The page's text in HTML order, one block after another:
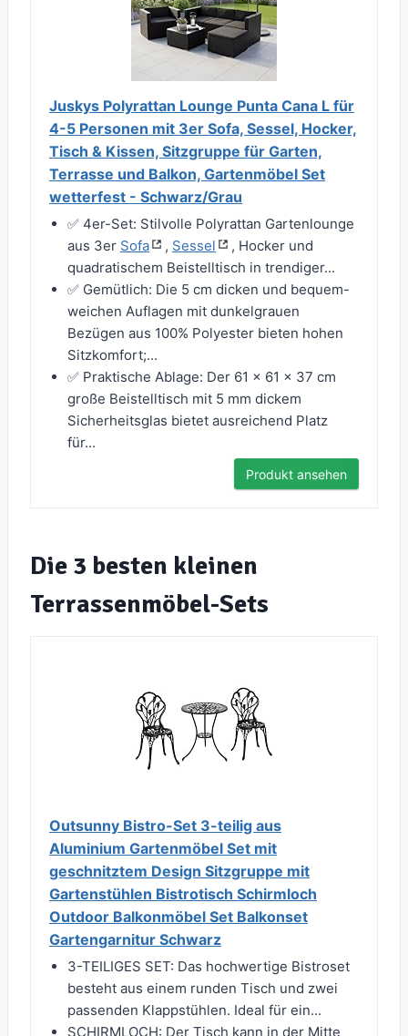
Juskys Polyrattan Lounge Punta Cana L für
4-5 Personen mit 3er Sofa, Sessel, Hocker,
Tisch & Kissen, Sitzgruppe für Garten,
Terrasse und Balkon, Gartenmöbel Set
wetterfest - Schwarz/Grau
✅ 4er-Set: Stilvolle Polyrattan Gartenlounge
aus 3er Sofa , Sessel
, Hocker und
quadratischem Beistelltisch in trendiger...
✅ Gemütlich: Die 5 cm dicken und bequem-
weichen Auflagen mit dunkelgrauen
Bezügen aus 100% Polyester bieten hohen
Sitzkomfort;...
✅ Praktische Ablage: Der 61 × 61 × 37 cm
große Beistelltisch mit 5 mm dickem
Sicherheitsglas bietet ausreichend Platz
für...
Produkt ansehen
Die 3 besten kleinen
Terrassenmöbel-Sets
Outsunny Bistro-Set 3-teilig aus
Aluminium Gartenmöbel Set mit
geschnitztem Design Sitzgruppe mit
Gartenstühlen Bistrotisch Schirmloch
Outdoor Balkonmöbel Set Balkonset
Gartengarnitur Schwarz
3-TEILIGES SET: Das hochwertige Bistroset
besteht aus einem runden Tisch und zwei
passenden Klappstühlen. Ideal für ein...
SCHIRMLOCH: Der Tisch kann in der Mitte